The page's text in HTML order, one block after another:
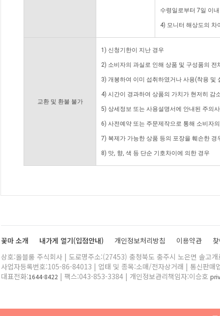
수령일로부터 7일 이
4) 모니터 해상도의 차
교환 및 환불 불가
1) 신청기한이 지난 경우
2) 소비자의 과실로 인해 상품 및 구성품의
3) 개봉하여 이미 섭취하였거나 사용(착용 및
4) 시간이 경과하여 상품의 가치가 현저히 감
5) 상세정보 또는 사용설명서에 안내된 주의
6) 사전예약 또는 주문제작으로 통해 소비자
7) 복제가 가능한 상품 등의 포장을 훼손한 경
8) 맛, 향, 색 등 단순 기호차이에 의한 경우
꽃마 소개 내가게 열기(입점안내) 개인정보처리방침 이용약관
상호:올블룸 주식회사 | 도로명주소:(27453) 충청북도 충주시 노은면 솔고
사업자등록번호:105-86-84013 | 업태 및 종목:소매/전자상거래 | 통신판매
대표전화:1644-8422 | 팩스:043-853-3384 | 개인정보관리책임자:이승호